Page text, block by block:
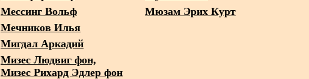
Мессинг Вольф
Мюзам Эрих Курт
Мечников Илья
Мигдал Аркадий
Мизес Людвиг фон,
Мизес Рихард Эдлер фон